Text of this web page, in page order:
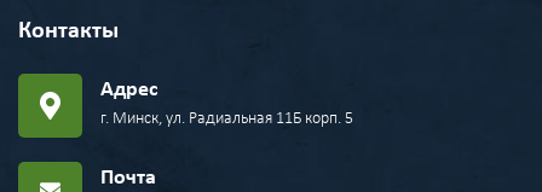
Контакты
Адрес
г. Минск, ул. Радиальная 11Б корп. 5
Почта